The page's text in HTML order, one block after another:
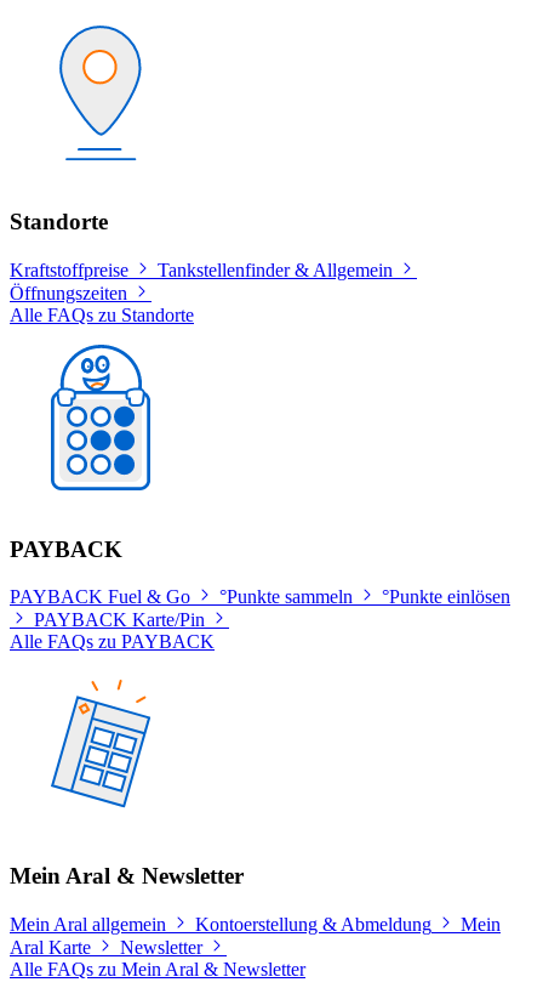
Standorte
Kraftstoffpreise
Tankstellenfinder & Allgemein
Öffnungszeiten
Alle FAQs zu Standorte
PAYBACK
PAYBACK Fuel & Go °Punkte sammeln
°Punkte einlösen
PAYBACK Karte/Pin
Alle FAQs zu PAYBACK
Mein Aral & Newsletter
Mein Aral allgemein Kontoerstellung & Abmeldung
Mein
Aral Karte
Newsletter
Alle FAQs zu Mein Aral & Newsletter